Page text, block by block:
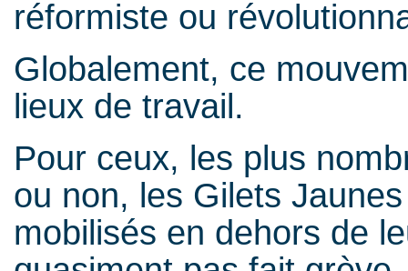
réformiste ou
Globalement, ce
lieux de travail.
Pour ceux, les plus
ou non, les Gilets
mobilisés en dehors de